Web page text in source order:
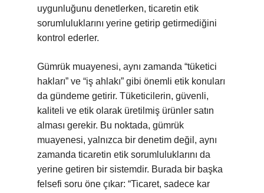
uygunluğunu denetlerken, ticaretin etik
sorumluluklarını yerine getirip getirmediğini
kontrol ederler.
Gümrük muayenesi, aynı zamanda “tüketici
hakları” ve “iş ahlakı” gibi önemli etik konuları
da gündeme getirir. Tüketicilerin, güvenli,
kaliteli ve etik olarak üretilmiş ürünler satın
alması gerekir. Bu noktada, gümrük
muayenesi, yalnızca bir denetim değil, aynı
zamanda ticaretin etik sorumluluklarını da
yerine getiren bir sistemdir. Burada bir başka
felsefi soru öne çıkar: “Ticaret, sadece kar